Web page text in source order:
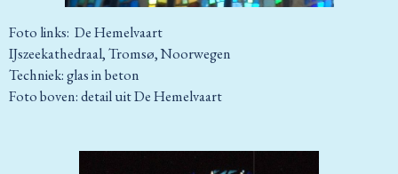
Foto links: De Hemelvaart
IJszeekathedraal, Tromsø, Noorwegen
Techniek: glas in beton
Foto boven: detail uit De Hemelvaart